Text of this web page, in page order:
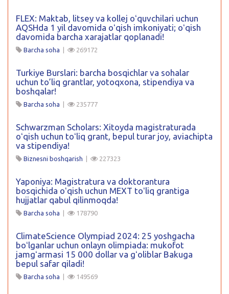
FLEX: Maktab, litsey va kollej oʻquvchilari uchun
AQSHda 1 yil davomida oʻqish imkoniyati; oʻqish
davomida barcha xarajatlar qoplanadi!
Barcha soha 269172
Turkiye Burslari: barcha bosqichlar va sohalar
uchun to’liq grantlar, yotoqxona, stipendiya va
boshqalar!
Barcha soha 235777
Schwarzman Scholars: Xitoyda magistraturada
oʻqish uchun toʻliq grant, bepul turar joy, aviachipta
va stipendiya!
Biznesni boshqarish 227323
Yaponiya: Magistratura va doktorantura
bosqichida oʻqish uchun MEXT toʻliq grantiga
hujjatlar qabul qilinmoqda!
Barcha soha 178790
ClimateScience Olympiad 2024: 25 yoshgacha
boʻlganlar uchun onlayn olimpiada: mukofot
jamgʻarmasi 15 000 dollar va gʻoliblar Bakuga
bepul safar qiladi!
Barcha soha 149569